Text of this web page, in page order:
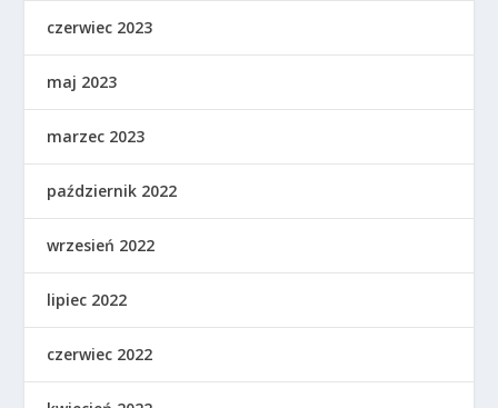
czerwiec 2023
maj 2023
marzec 2023
październik 2022
wrzesień 2022
lipiec 2022
czerwiec 2022